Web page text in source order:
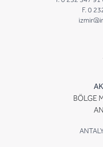
F. 0
BÖLGE